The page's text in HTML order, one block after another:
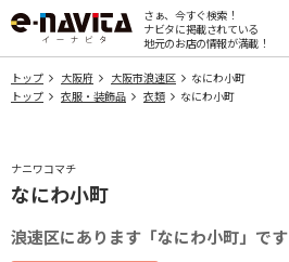
さぁ、今すぐ検索！
ナビタに掲載されている
地元のお店の情報が満載！
トップ 大阪府 大阪市浪速区
なにわ小町
トップ
衣服・装飾品 衣類 なにわ小町
ナニワコマチ
なにわ小町
浪速区にあります「なにわ小町」です